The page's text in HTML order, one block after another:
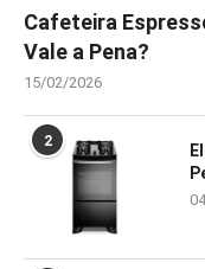
Cafeteira
Vale a Pena?
15/02/2026
2